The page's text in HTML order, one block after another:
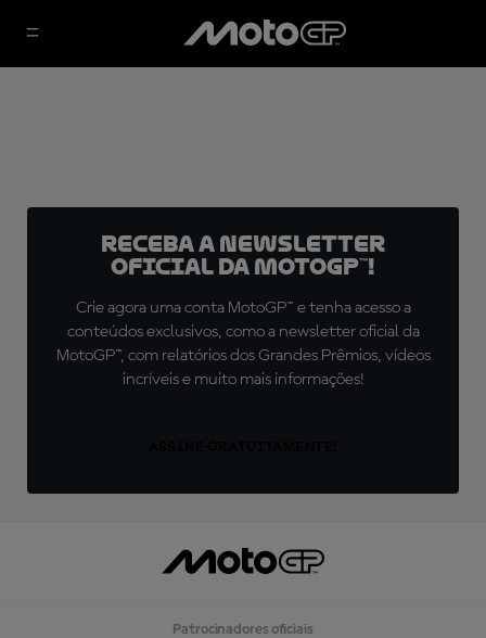
Receba a newsletter
oficial da MotoGP™!
Crie agora uma conta MotoGP™ e tenha acesso a
conteúdos exclusivos, como a newsletter oficial da
MotoGP™, com relatórios dos Grandes Prêmios, vídeos
incríveis e muito mais informações!
Patrocinadores oficiais